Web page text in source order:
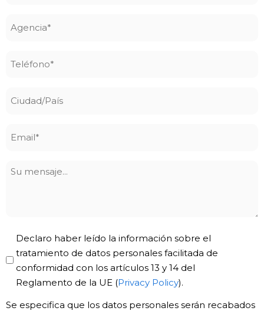
Su
Privacy
Policy
Declaro haber leído la información sobre el
tratamiento de datos personales facilitada de
conformidad con los artículos 13 y 14 del
Reglamento de la UE (Privacy Policy).
Se especifica que los datos personales serán recabados